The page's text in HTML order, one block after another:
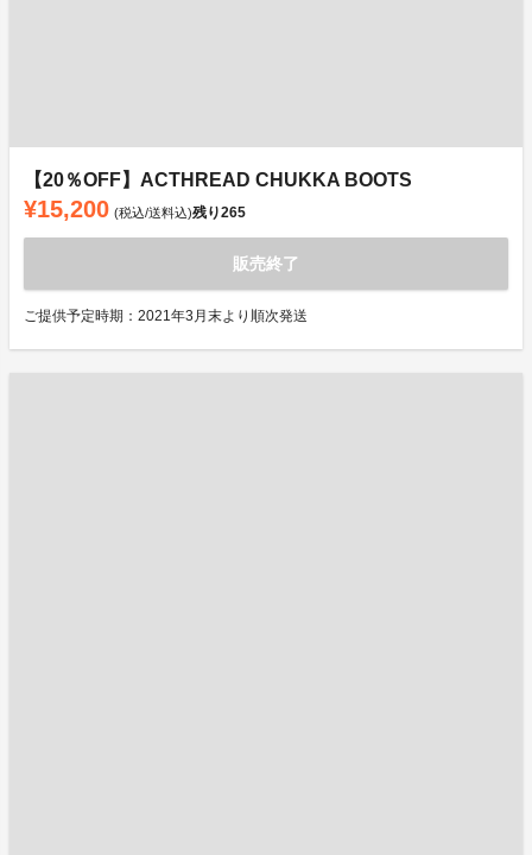
【20％OFF】ACTHREAD CHUKKA BOOTS
¥15,200 (税込/送料込)残り265
販売終了
ご提供予定時期：2021年3月末より順次発送